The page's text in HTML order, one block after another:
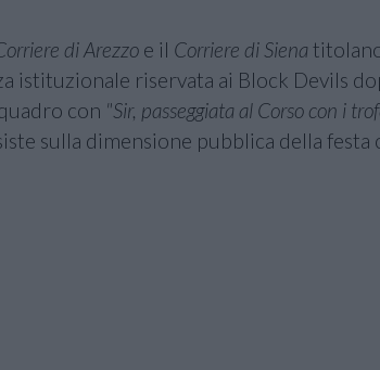
di Arezzo e il Corriere di Siena
istituzionale riservata ai Block Devils
con "Sir, passeggiata al Corso con i
sulla dimensione pubblica della festa